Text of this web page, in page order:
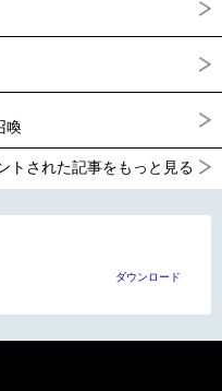
喚
トされた記事をもっと見る
ダウンロード